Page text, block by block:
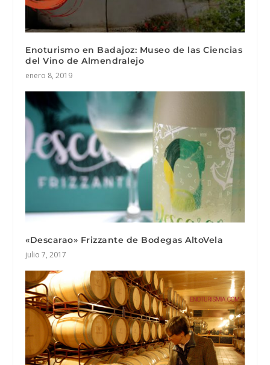
Enoturismo en Badajoz: Museo de las Ciencias
del Vino de Almendralejo
enero 8, 2019
«Descarao» Frizzante de Bodegas AltoVela
julio 7, 2017